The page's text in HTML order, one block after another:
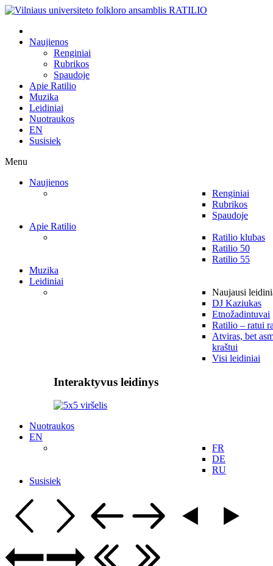
Naujienos
Renginiai
Rubrikos
Spaudoje
Apie Ratilio
Muzika
Leidiniai
Nuotraukos
EN
Susisiek
Menu
Naujienos
Renginiai
Rubrikos
Spaudoje
Apie Ratilio
Ratilio klubas
Ratilio 50
Ratilio 55
Muzika
Leidiniai
Naujausi
DJ Kaziukas
Etnožadintuvai
Ratilio – ratui
Atviras, bet
kraštui
Visi leidiniai
Interaktyvus leidinys
Nuotraukos
EN
FR
DE
RU
Susisiek